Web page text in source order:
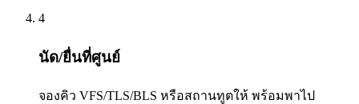
4
นัด/ยื่นที่ศูนย์
จองคิว VFS/TLS/BLS หรือสถานทูตให้ พร้อมพาไป